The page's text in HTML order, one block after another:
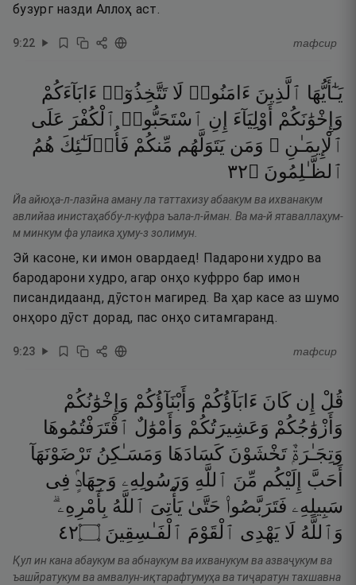
бузург назди Аллоҳ аст.
9:22 тафсир
يَـٰٓأَيُّهَا ٱلَّذِينَ ءَامَنُوا۟ لَا تَتَّخِذُوٓا۟ ءَابَآءَكُمْ
وَإِخْوَٰنَكُمْ
أَوْلِيَآءَ إِنِ ٱسْتَحَبُّوا۟ ٱلْكُفْرَ عَلَى
ٱلْإِيمَـٰنِ ۚ وَمَن يَتَوَلَّهُم مِّنكُمْ فَأُو۟لَـٰٓئِكَ هُمُ
ٱلظَّـٰلِمُونَ ۝٢٣
Йа айюҳа-л-лазӣна аману ла таттахизу абаакум ва ихванакум
авлийаа инистаҳаббу-л-куфра ъала-л-ӣман. Ва ма-й ятаваллаҳум-
м минкум фа улаика ҳуму-з золимун.
Эй касоне, ки имон овардаед! Падарони худро ва
бародарони худро, агар онҳо куфрро бар имон
писандидаанд, дӯстон магиред. Ва ҳар касе аз шумо
онҳоро дӯст дорад, пас онҳо ситамгаранд.
9:23 тафсир
قُلْ إِن كَانَ ءَابَآؤُكُمْ وَأَبْنَآؤُكُمْ وَإِخْوَٰنُكُمْ
وَأَزْوَٰجُكُمْ وَعَشِيرَتُكُمْ وَأَمْوَٰلٌ ٱقْتَرَفْتُمُوهَا
وَتِجَـٰرَةٌۭ تَخْشَوْنَ كَسَادَهَا وَمَسَـٰكِنُ تَرْضَوْنَهَآ
أَحَبَّ
إِلَيْكُم مِّنَ ٱللَّهِ وَرَسُولِهِۦ وَجِهَادٍۢ فِى
سَبِيلِهِۦ فَتَرَبَّصُوا۟ حَتَّىٰ يَأْتِىَ ٱللَّهُ بِأَمْرِهِۦ ۗ
وَٱللَّهُ لَا يَهْدِى ٱلْقَوْمَ ٱلْفَـٰسِقِينَ ۝٢٤
Қул ин кана абаукум ва абнаукум ва ихванукум ва азваҷукум ва
ъашӣратукум ва амвалун-иқтарафтумуҳа ва тиҷаратун тахшавна